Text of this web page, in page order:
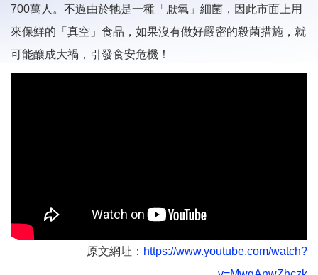
700萬人。不過由於牠是一種「厭氧」細菌，因此市面上用
來保鮮的「真空」食品，如果沒有做好嚴密的殺菌措施，就
可能釀成大禍，引發食安危機！
原文網址： https://www.youtube.com/watch?